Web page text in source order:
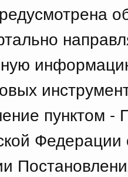
пунктом -